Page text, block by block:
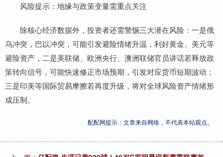
风险提示：地缘与政策变量需重点关注
除核心经济数据外，投资者还需警惕三大潜在风险：一是俄
乌冲突，巴以冲突，可能引发避险情绪升温，利好黄金、美元等
避险资产，二是美联储、欧洲央行、澳洲联储官员讲话若释放政
策转向信号，可能快速修正市场预期，引发对应货币短期波动；
三是印美等国际贸易摩擦若再度升级，将对全球风险资产情绪形
成压制。
配配网提示：文章来自网络，不代表本站观点。